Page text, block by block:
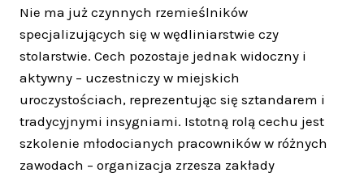
Nie ma już czynnych rzemieślników
specjalizujących się w wędliniarstwie czy
stolarstwie. Cech pozostaje jednak widoczny i
aktywny – uczestniczy w miejskich
uroczystościach, reprezentując się sztandarem i
tradycyjnymi insygniami. Istotną rolą cechu jest
szkolenie młodocianych pracowników w różnych
zawodach – organizacja zrzesza zakłady